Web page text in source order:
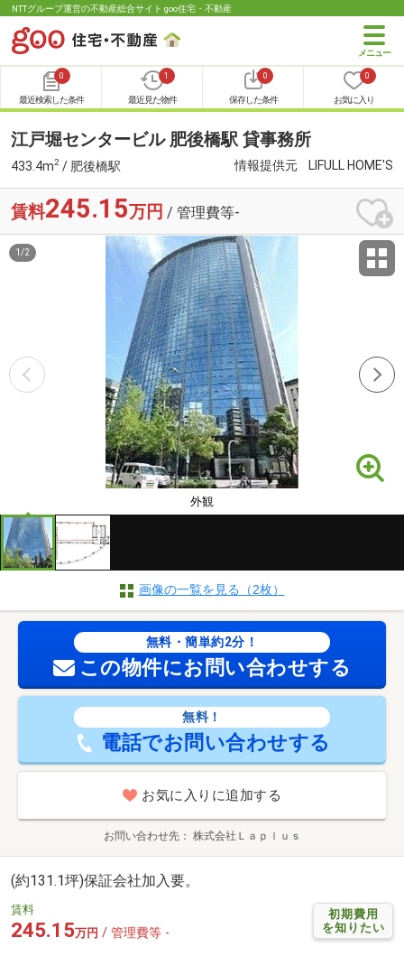
NTTグループ運営の不動産総合サイト goo住宅・不動産
0
最近検索した条件
1
最近見た物件
0
保存した条件
0
お気に入り
江戸堀センタービル 肥後橋駅 貸事務所
433.4m2 / 肥後橋駅 情報提供元 LIFULL HOME'S
賃料245.15万円 / 管理費等-
外観
1 /2
画像の一覧を見る（2枚）
無料・簡単約2分！
この物件にお問い合わせする
無料！
電話でお問い合わせする
お気に入りに追加する
お問い合わせ先 株式会社Ｌａｐｌｕｓ
(約131.1坪)保証会社加入要。
初期費用
を知りたい
賃料
245.15万円 / 管理費等 -